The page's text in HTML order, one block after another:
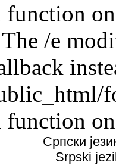
function
/e
function
Српски
Srpski